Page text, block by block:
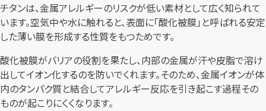
チタンは、金属アレルギーのリスクが低い素材として広く知られて
います。空気中や水に触れると、表面に「酸化被膜」と呼ばれる安定
した薄い膜を形成する性質をもつためです。
酸化被膜がバリアの役割を果たし、内部の金属が汗や皮脂で溶け
出してイオン化するのを防いでくれます。そのため、金属イオンが体
内のタンパク質と結合してアレルギー反応を引き起こす過程その
ものが起こりにくくなります。